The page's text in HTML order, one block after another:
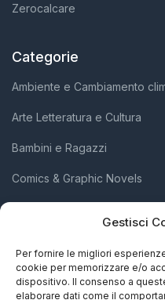
Gestisci
Per fornire le migliori
cookie per memorizzare e/o
dispositivo. Il consenso a
elaborare dati come il
Zerocalcare
Categorie
Ambiente e Cambiamento
Arte Letteratura e Cultura
Bambini e Ragazzi
Comics & Graphic Novels
Società e Attivismo